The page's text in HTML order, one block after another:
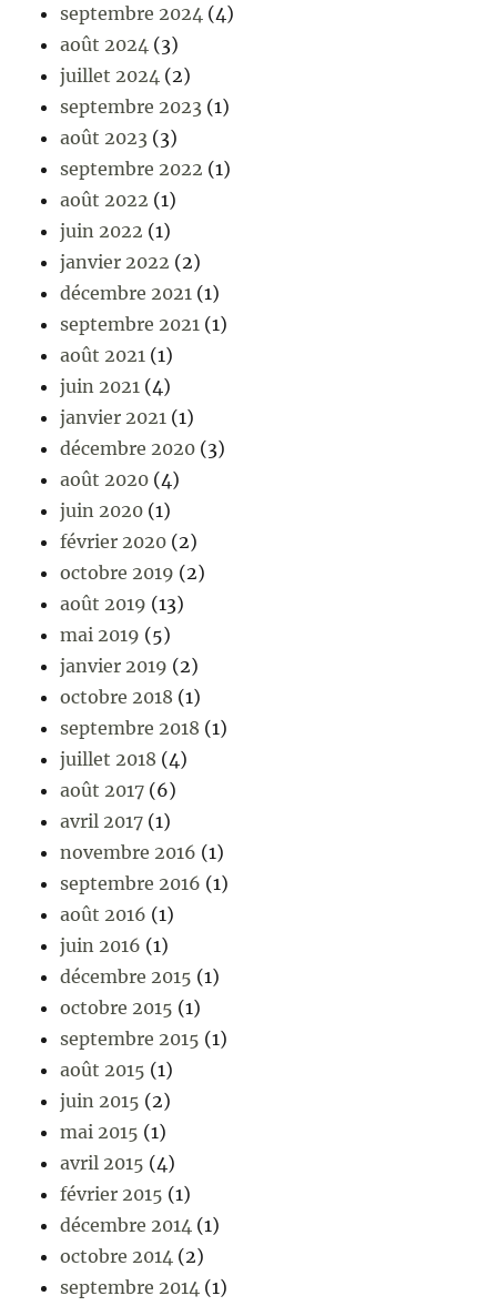
septembre 2024 (4)
août 2024 (3)
juillet 2024 (2)
septembre 2023 (1)
août 2023 (3)
septembre 2022 (1)
août 2022 (1)
juin 2022 (1)
janvier 2022 (2)
décembre 2021 (1)
septembre 2021 (1)
août 2021 (1)
juin 2021 (4)
janvier 2021 (1)
décembre 2020 (3)
août 2020 (4)
juin 2020 (1)
février 2020 (2)
octobre 2019 (2)
août 2019 (13)
mai 2019 (5)
janvier 2019 (2)
octobre 2018 (1)
septembre 2018 (1)
juillet 2018 (4)
août 2017 (6)
avril 2017 (1)
novembre 2016 (1)
septembre 2016 (1)
août 2016 (1)
juin 2016 (1)
décembre 2015 (1)
octobre 2015 (1)
septembre 2015 (1)
août 2015 (1)
juin 2015 (2)
mai 2015 (1)
avril 2015 (4)
février 2015 (1)
décembre 2014 (1)
octobre 2014 (2)
septembre 2014 (1)